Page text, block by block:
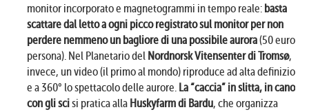
monitor incorporato e magnetogrammi in tempo reale: basta
scattare dal letto a ogni picco registrato sul monitor per non
perdere nemmeno un bagliore di una possibile aurora(50 euro a
persona). Nel Planetario del Nordnorsk Vitensenterdi Tromsø,
invece, un video (il primo al mondo) riproduce ad alta definizione
e a 360° lo spettacolo delle aurore. La “caccia” in slitta, in canoa o
con gli scisi pratica alla Huskyfarmdi Bardu, che organizza